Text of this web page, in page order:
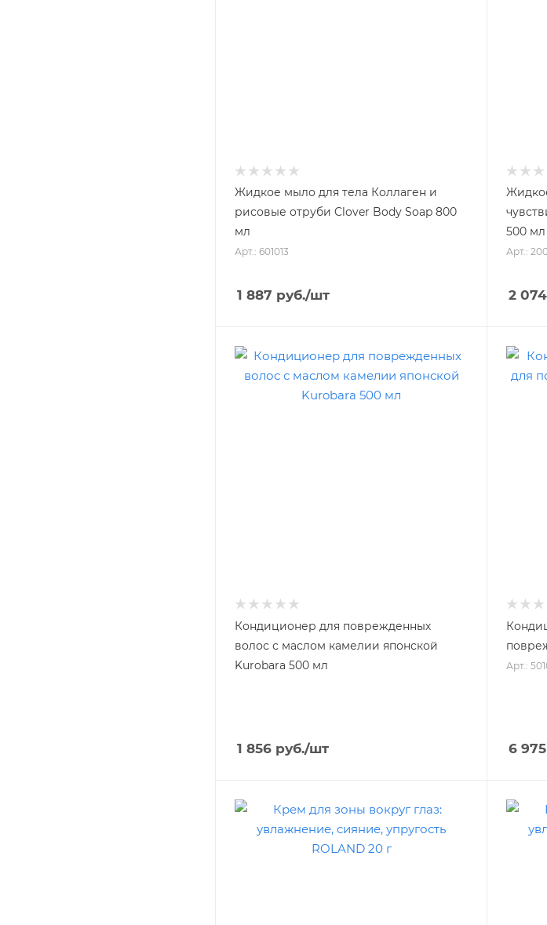
Жидкое мыло для тела Коллаген и
рисовые отруби Clover Body Soap 800
мл
Арт.: 601013
1 887 руб./шт
500 мл
Арт.:
2 074
Кондиционер для поврежденных
волос с маслом камелии японской
Kurobara 500 мл
1 856 руб./шт
Арт.:
6 975